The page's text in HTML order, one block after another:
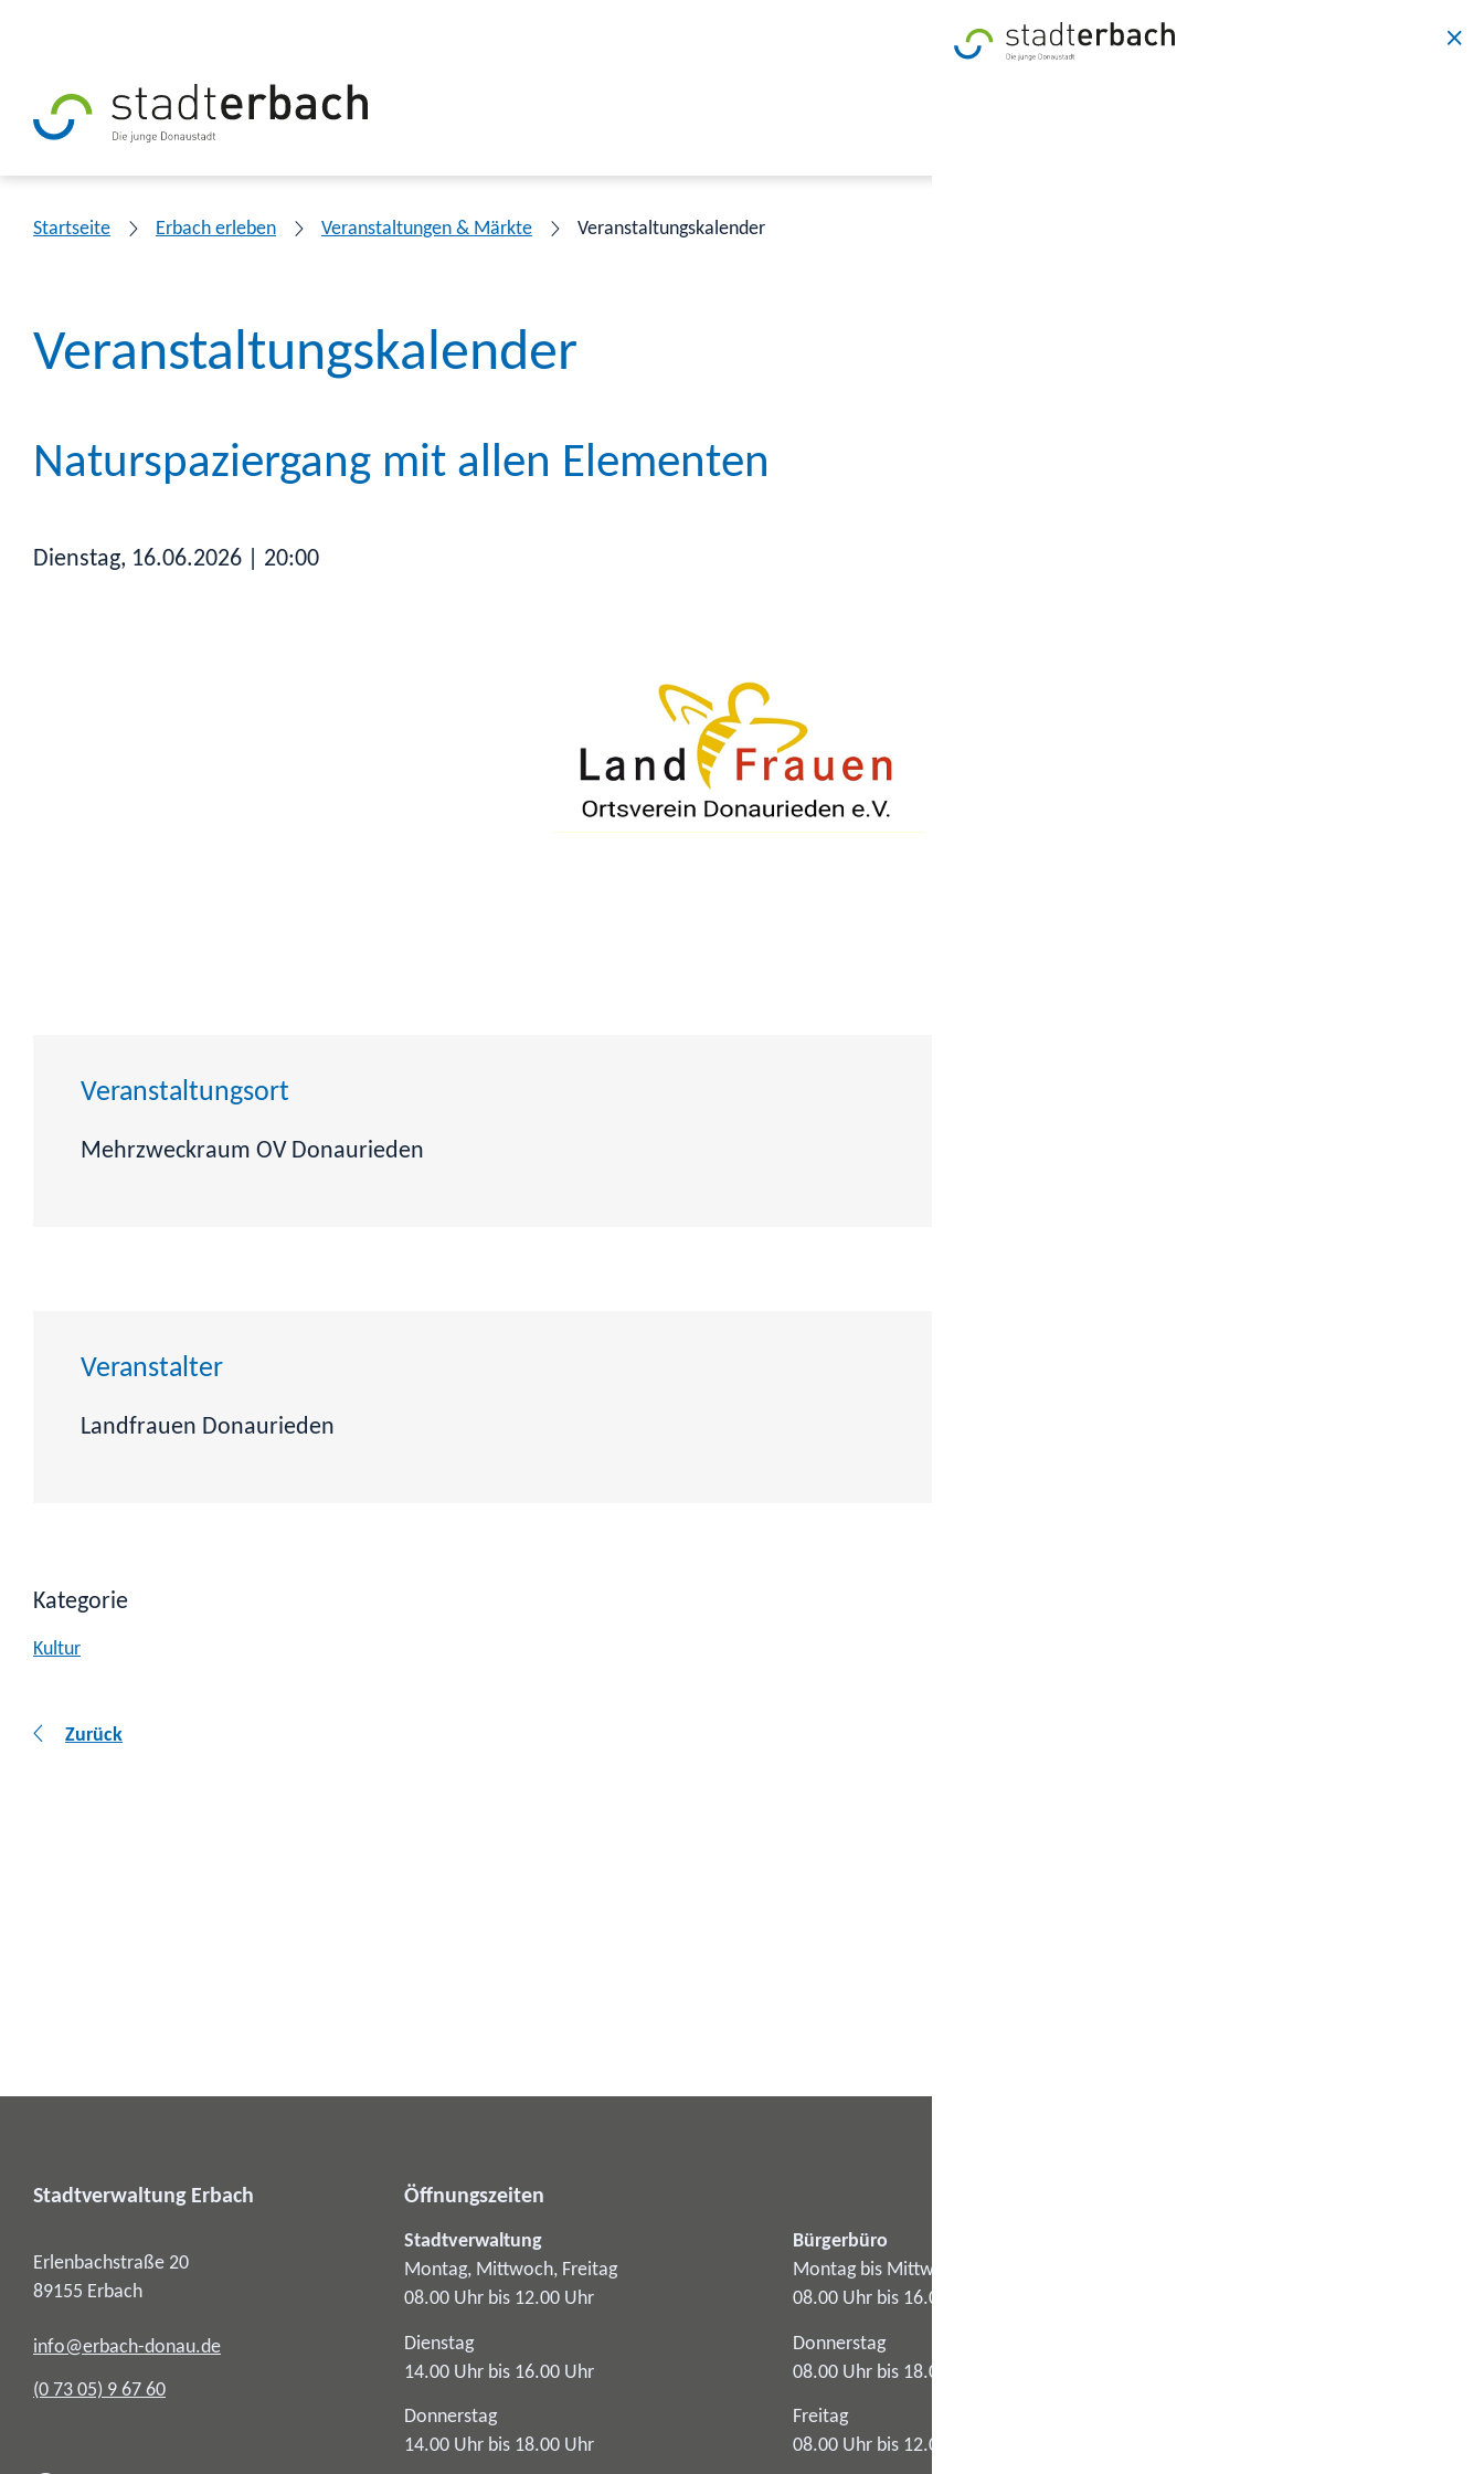
Startseite Erbach erleben Veranstaltungen & Märkte Veranstaltungskalender
Veranstaltungskalender
Dienstag, 16.06.2026 | 20:00
Naturspaziergang mit allen Elementen
Veranstaltungsort
Mehrzweckraum OV Donaurieden
Veranstalter
Landfrauen Donaurieden
Kategorie
Kultur
Zurück
Stadtverwaltung Erbach
Erlenbachstraße 20
89155 Erbach
info@erbach-donau.de
(0 73 05) 9 67 60
Öffnungszeiten
Stadtverwaltung
Montag, Mittwoch, Freitag
08.00 Uhr bis 12.00 Uhr
Dienstag
14.00 Uhr bis 16.00 Uhr
Donnerstag
14.00 Uhr bis 18.00 Uhr
Bürgerbüro
Montag bis Mittwoch
08.00 Uhr bis 16.00 Uhr
Donnerstag
08.00 Uhr bis 18.00 Uhr
Freitag
08.00 Uhr bis 12.00 Uhr